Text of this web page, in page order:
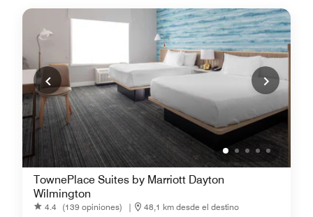
TownePlace Suites by Marriott Dayton
Wilmington
4.4 (139 opiniones) | 48,1 km desde el destino